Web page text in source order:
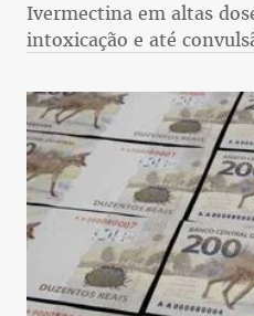
Ivermectina em altas
intoxicação e até